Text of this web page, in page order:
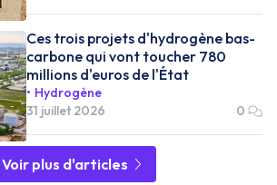
Ces trois projets d'hydrogène bas-
carbone qui vont toucher 780
millions d'euros de l'État
Hydrogène
31 juillet 2026
0
Voir plus d'articles